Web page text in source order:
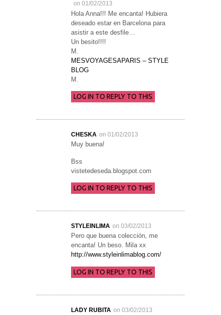
on 01/02/2013
Hola Anna!!! Me encanta! Hubiera
deseado estar en Barcelona para
asistir a este desfile…
Un besito!!!!
M.
MESVOYAGESAPARIS – STYLE
BLOG
M.
LOG IN TO REPLY TO THIS
CHESKA on 01/02/2013
Muy buena!
Bss
vistetedeseda.blogspot.com
LOG IN TO REPLY TO THIS
STYLEINLIMA on 03/02/2013
Pero que buena colección, me
encanta! Un beso. Mila xx
http://www.styleinlimablog.com/
LOG IN TO REPLY TO THIS
LADY RUBITA on 03/02/2013